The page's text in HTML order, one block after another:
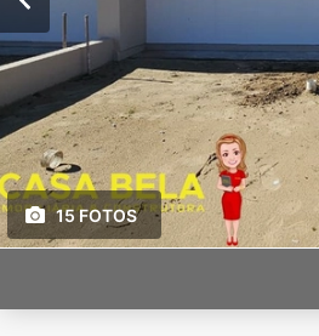
15 FOTOS